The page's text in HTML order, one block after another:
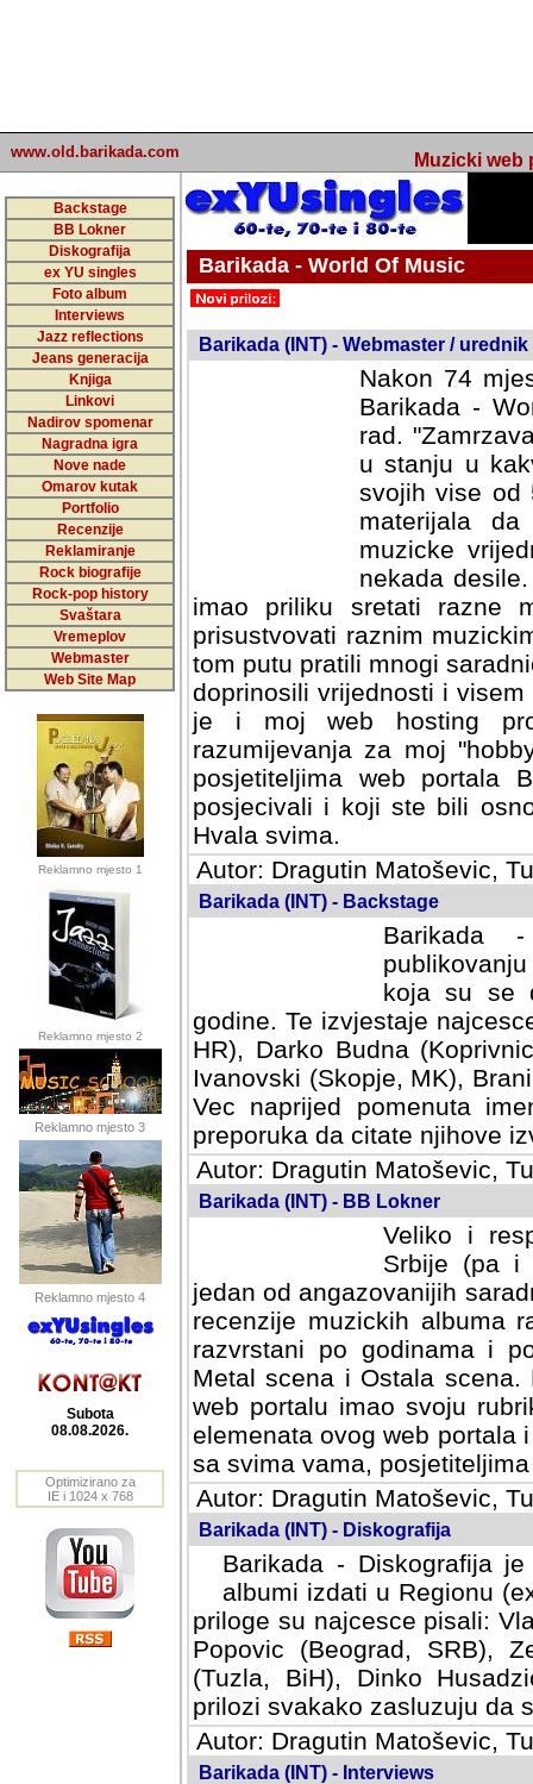
www.old.barikada.com Muzicki web
Backstage
BB Lokner
Diskografija
ex YU singles
Foto album
Interviews
Jazz reflections
Jeans generacija
Knjiga
Linkovi
Nadirov spomenar
Nagradna igra
Nove nade
Omarov kutak
Portfolio
Recenzije
Reklamiranje
Rock biografije
Rock-pop history
Svaštara
Vremeplov
Webmaster
Web Site Map
Reklamno mjesto 1
Reklamno mjesto 2
Reklamno mjesto 3
Reklamno mjesto 4
Subota
08.08.2026.
Optimizirano za
IE i 1024 x 768
Barikada - World Of Music
Barikada (INT) - Webmaster / urednik
Nakon 74
Barikada -
rad.
u stanju u
svojih vise od
materijala
muzicke
nekada
imao priliku sretati razne
prisustvovati raznim
tom putu pratili mnogi
doprinosili vrijednosti i
je i moj web hosting
razumijevanja za moj
posjetiteljima web portala
posjecivali i koji ste bili
Hvala svima.
Autor: Dragutin Matoševic,
Barikada (INT) - Backstage
Barikada
koja su se
godine. Te izvjestaje
HR), Darko Budna
Ivanovski (Skopje, MK),
Vec naprijed pomenuta
preporuka da citate njihove
Autor: Dragutin Matoševic,
Barikada (INT) - BB Lokner
Veliko i
Srbije (pa i
jedan od angazovanijih
recenzije muzickih albuma
razvrstani po godinama i po
scena i Ostala scena.
portalu imao svoju
elemenata ovog web portala
sa svima vama,
Autor: Dragutin Matoševic,
Barikada (INT) - Diskografija
Barikada - Diskografija
albumi izdati u Regionu
priloge su najcesce pisali:
Popovic (Beograd, SRB),
(Tuzla, BiH), Dinko
prilozi svakako zasluzuju da
Autor: Dragutin Matoševic,
Barikada (INT) - Interviews